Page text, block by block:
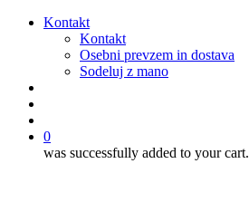
Kontakt
Kontakt
Osebni prevzem in dostava
Sodeluj z mano
0
was successfully added to your cart.